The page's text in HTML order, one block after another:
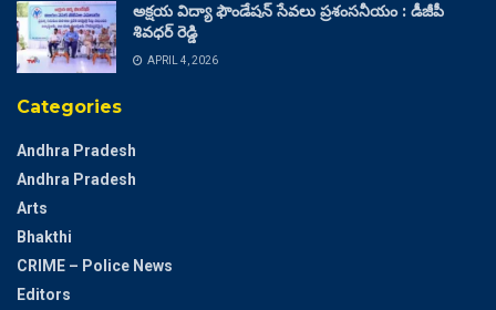
అక్షయ విద్యా ఫౌండేషన్ సేవలు ప్రశంసనీయం : డీజీపీ
శివధర్ రెడ్డి
APRIL 4, 2026
Categories
Andhra Pradesh
Andhra Pradesh
Arts
Bhakthi
CRIME – Police News
Editors